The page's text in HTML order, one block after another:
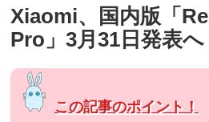
Xiaomi、国内版「
Pro」3月31日発表へ